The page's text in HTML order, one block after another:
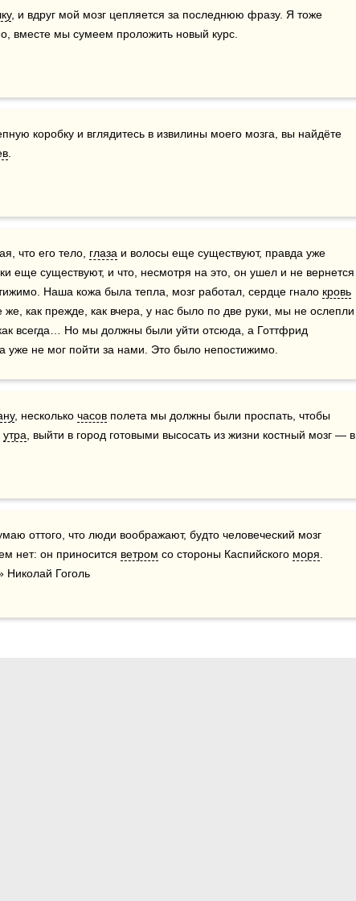
, и вдруг мой мозг цепляется за последнюю фразу. Я тоже
вместе мы сумеем проложить новый курс.
коробку и вглядитесь в извилины моего мозга, вы найдёте
что его тело, глаза и волосы еще существуют, правда уже
еще существуют, и что, несмотря на это, он ушел и не вернется
Наша кожа была тепла, мозг работал, сердце гнало кровь
как прежде, как вчера, у нас было по две руки, мы не ослепли
всегда… Но мы должны были уйти отсюда, а Готтфрид
уже не мог пойти за нами. Это было непостижимо.
, несколько часов полета мы должны были проспать, чтобы
утра , выйти в город готовыми высосать из жизни костный мозг — в
оттого, что люди воображают, будто человеческий мозг
нет: он приносится ветром со стороны Каспийского моря
Николай Гоголь